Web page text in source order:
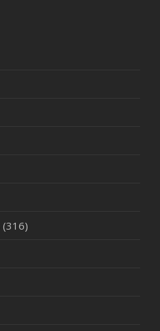
(316)